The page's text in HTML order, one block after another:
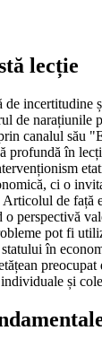
lecție
de incertitudine
de narațiunile
canalul său
profundă în
ci o
de față
perspectivă
pot fi
în
și